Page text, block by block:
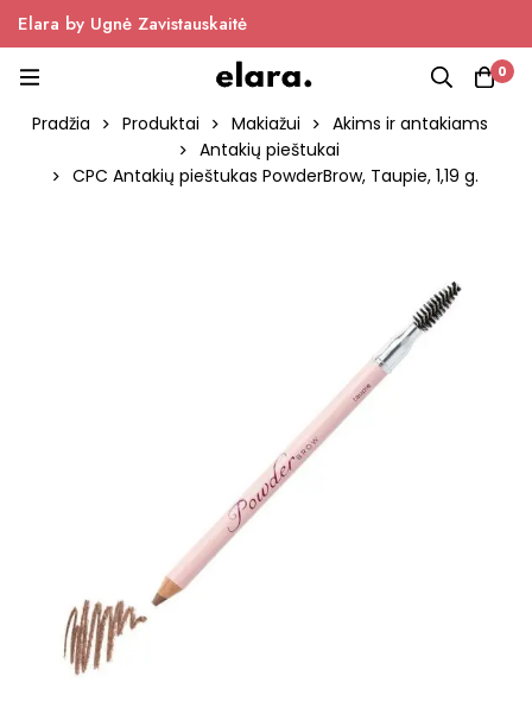
Elara by Ugnė Zavistauskaitė
0
Pradžia Produktai Makiažui
Akims ir antakiams
Antakių pieštukai
CPC Antakių pieštukas PowderBrow, Taupie, 1,19 g.